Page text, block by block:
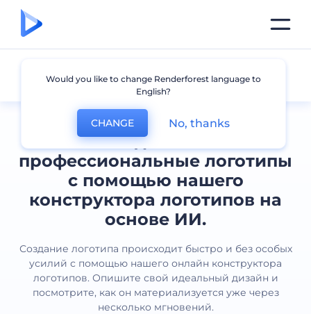
Создавайте
профессиональные логотипы
с помощью нашего
конструктора логотипов на
основе ИИ.
Создание логотипа происходит быстро и без особых
усилий с помощью нашего онлайн конструктора
логотипов. Опишите свой идеальный дизайн и
посмотрите, как он материализуется уже через
несколько мгновений.
Все логотипы
Would you like to change Renderforest language to
English?
CHANGE No, thanks